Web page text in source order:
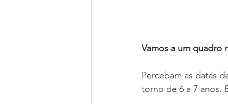
Vamos a um quadro
Percebam as datas
torno de 6 a 7 anos.